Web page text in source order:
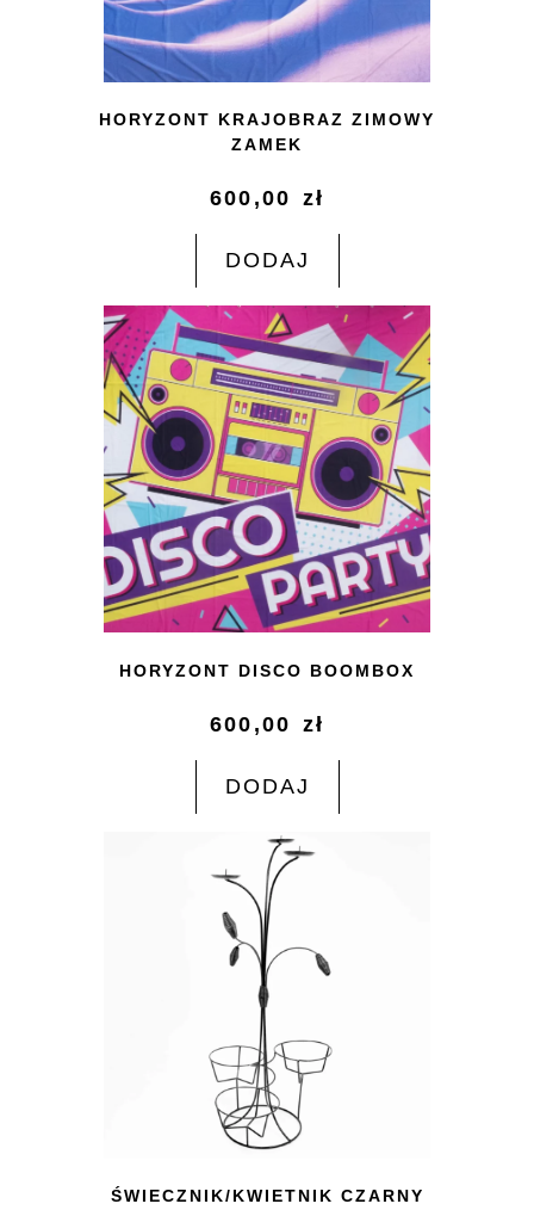
HORYZONT KRAJOBRAZ ZIMOWY
ZAMEK
600,00 zł
DODAJ
HORYZONT DISCO BOOMBOX
600,00 zł
DODAJ
ŚWIECZNIK/KWIETNIK CZARNY